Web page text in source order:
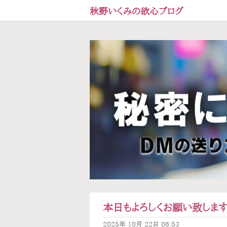
秋野いくみの欲心ブログ
本日もよろしくお願い致しま
2025年 10月 22日 06:53